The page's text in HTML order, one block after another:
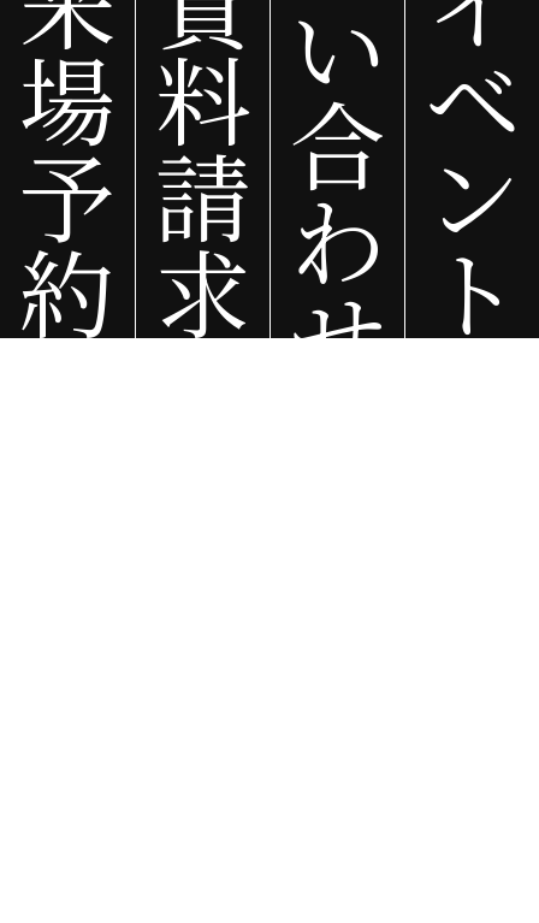
場
予
約
料
請
求
い
合
わ
せ
ベ
ン
ト
千代田区、中央区、港区、新宿区、文京区、台東区、墨田区、江東区、品川区、目黒区、
大田区、世田谷区、渋谷区、中野区、杉並区、豊島区、北区、荒川区、板橋区、練馬区、
足立区、葛飾区、江戸川区、八王子市、立川市、武蔵野市、三鷹市、青梅市、府中市、
昭島市、調布市、 町田市、小金井市、小平市、日野市、東村山市、国分寺市、国立市、
福生市、狛江市、東大和市、清瀬市、東久留米市、武蔵村山市、多摩市、稲城市、羽村市、
あきる野市、西東京市、瑞穂町、日の出町、檜原村、奥多摩町
野田市、流山市、松戸市、柏市、etc…
相模原市、愛川町、厚木市、海老名市、寒川町、茅ヶ崎市、藤沢市、etc…